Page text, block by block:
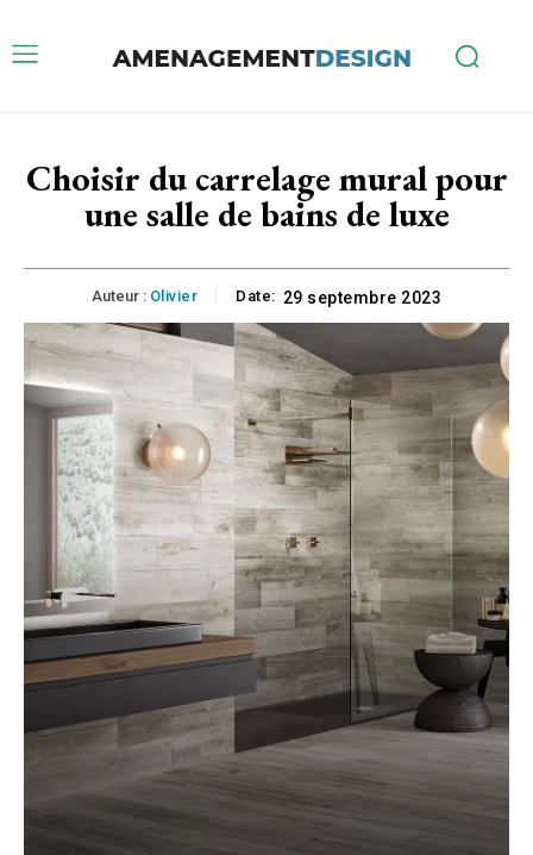
Choisir du carrelage mural pour
une salle de bains de luxe
Auteur : Olivier Date: 29 septembre 2023